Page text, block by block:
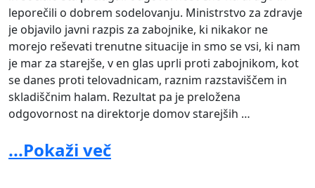
leporečili o dobrem sodelovanju. Ministrstvo za zdravje
je objavilo javni razpis za zabojnike, ki nikakor ne
morejo reševati trenutne situacije in smo se vsi, ki nam
je mar za starejše, v en glas uprli proti zabojnikom, kot
se danes proti telovadnicam, raznim razstaviščem in
skladiščnim halam. Rezultat pa je preložena
odgovornost na direktorje domov starejših …
Poslušamo, kako naklonjen je starejšim minister Janez
Cigler Kralj. Naj to nemudoma dokaže in v ponedeljek
...Pokaži več